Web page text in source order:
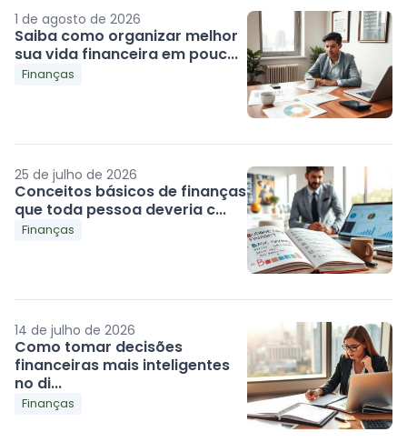
1 de agosto de 2026
Saiba como organizar melhor
sua vida financeira em pouc...
Finanças
25 de julho de 2026
Conceitos básicos de finanças
que toda pessoa deveria c...
Finanças
14 de julho de 2026
Como tomar decisões
financeiras mais inteligentes
no di...
Finanças